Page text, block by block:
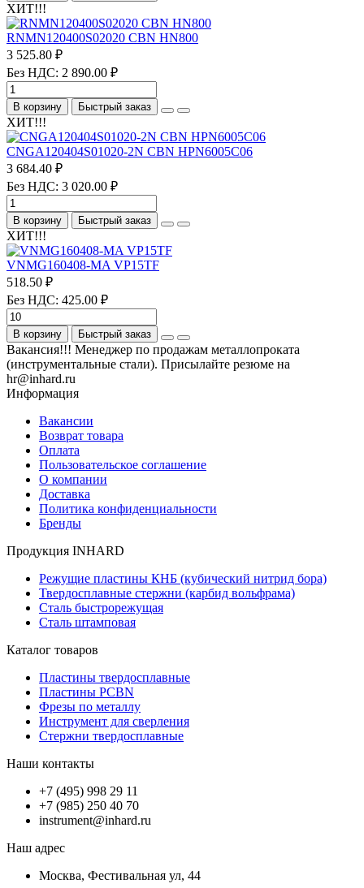
ХИТ!!!
RNMN120400S02020 CBN HN800
3 525.80 ₽
Без НДС: 2 890.00 ₽
В корзину Быстрый заказ
ХИТ!!!
CNGA120404S01020-2N CBN HPN6005C06
3 684.40 ₽
Без НДС: 3 020.00 ₽
В корзину Быстрый заказ
ХИТ!!!
VNMG160408-MA VP15TF
518.50 ₽
Без НДС: 425.00 ₽
В корзину Быстрый заказ
Вакансия!!! Менеджер по продажам металлопроката
(инструментальные стали). Присылайте резюме на
hr@inhard.ru
Информация
Вакансии
Возврат товара
Оплата
Пользовательское соглашение
О компании
Доставка
Политика конфиденциальности
Бренды
Продукция INHARD
Режущие пластины КНБ (кубический нитрид бора)
Твердосплавные стержни (карбид вольфрама)
Сталь быстрорежущая
Сталь штамповая
Каталог товаров
Пластины твердосплавные
Пластины PCBN
Фрезы по металлу
Инструмент для сверления
Стержни твердосплавные
Наши контакты
+7 (495) 998 29 11
+7 (985) 250 40 70
instrument@inhard.ru
Наш адрес
Москва, Фестивальная ул, 44